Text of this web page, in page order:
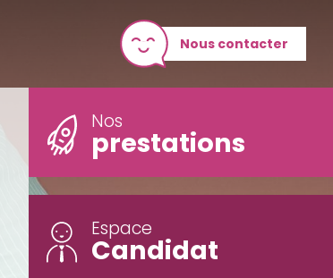
Nous contacter
Nos
prestations
Espace
Candidat